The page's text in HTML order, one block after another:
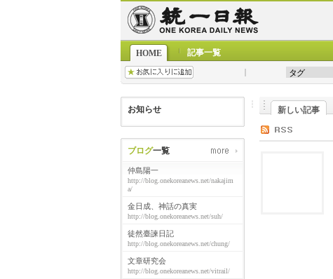
HOME 記事一覧
お知らせ
ブログ一覧
仲島陽一
http://blog.onekoreanews.net/nakajim
a/
金日成、神話の真実
http://blog.onekoreanews.net/suh/
徒然臺諫日記
http://blog.onekoreanews.net/chung/
文章研究会
http://blog.onekoreanews.net/vitrail/
新しい記事